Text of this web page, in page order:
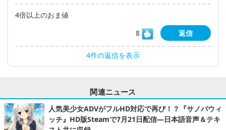
4倍以上のおま値
8
返信
4件の返信を表示
関連ニュース
人気美少女ADVがフルHD対応で再び！？『サノバウィ
ッチ』HD版Steamで7月21日配信―日本語音声＆テキ